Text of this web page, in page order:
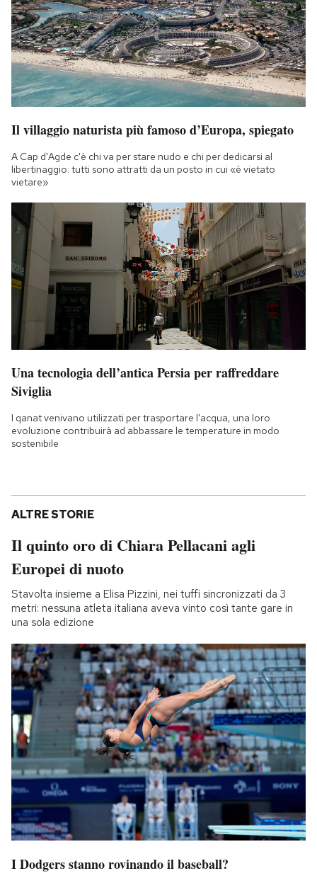
Il villaggio naturista più famoso d’Europa, spiegato
A Cap d'Agde c'è chi va per stare nudo e chi per dedicarsi al
libertinaggio: tutti sono attratti da un posto in cui «è vietato
vietare»
Una tecnologia dell’antica Persia per raffreddare
Siviglia
I qanat venivano utilizzati per trasportare l'acqua, una loro
evoluzione contribuirà ad abbassare le temperature in modo
sostenibile
ALTRE STORIE
Il quinto oro di Chiara Pellacani agli
Europei di nuoto
Stavolta insieme a Elisa Pizzini, nei tuffi sincronizzati da 3
metri: nessuna atleta italiana aveva vinto così tante gare in
una sola edizione
I Dodgers stanno rovinando il baseball?